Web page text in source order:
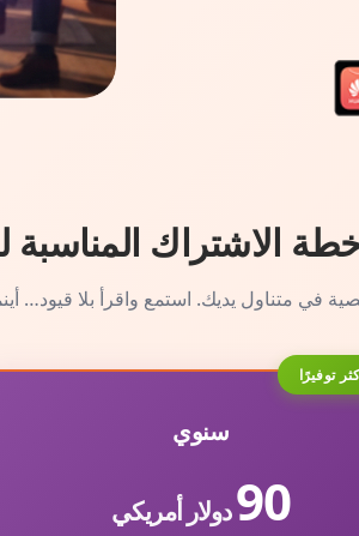
الاشتراك المناسبة
في متناول يديك. استمع واقرأ بلا قيود…
توفيرًا
سنوي
90دولار أمريكي